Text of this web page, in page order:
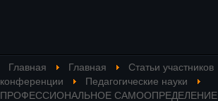
Главная Главная
Статьи участников
конференции
Педагогические науки
ПРОФЕССИОНАЛЬНОЕ САМООПРЕДЕЛЕНИЕ